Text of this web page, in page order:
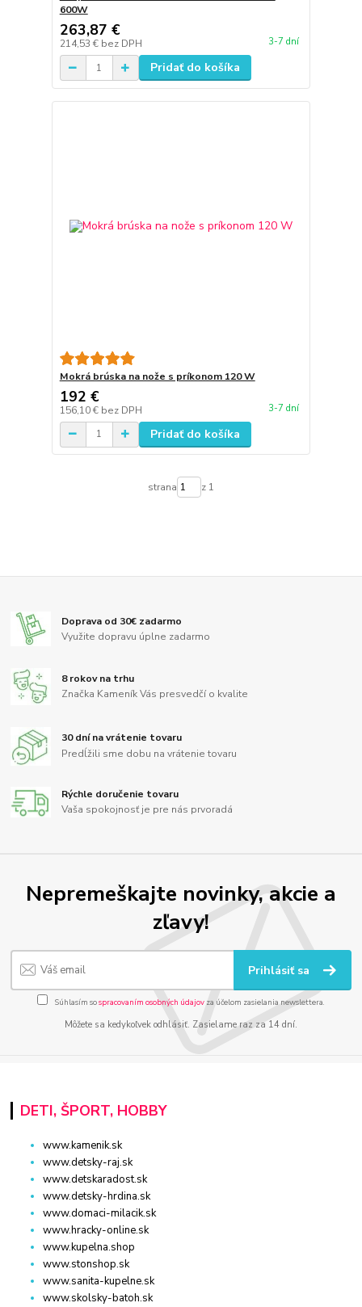
600W
263,87 €
214,53 € bez DPH 3-7 dní
Pridať do košíka
Mokrá brúska na nože s príkonom 120 W
192 €
156,10 € bez DPH 3-7 dní
Pridať do košíka
strana z 1
Doprava od 30€ zadarmo
Využite dopravu úplne zadarmo
8 rokov na trhu
Značka Kameník Vás presvedčí o kvalite
30 dní na vrátenie tovaru
Predĺžili sme dobu na vrátenie tovaru
Rýchle doručenie tovaru
Vaša spokojnosť je pre nás prvoradá
Nepremeškajte novinky, akcie a
zľavy!
Prihlásiť sa
Súhlasím sospracovaním osobných údajov za účelom zasielania newslettera.
Môžete sa kedykoľvek odhlásiť. Zasielame raz za 14 dní.
DETI, ŠPORT, HOBBY
www.kamenik.sk
www.detsky-raj.sk
www.detskaradost.sk
www.detsky-hrdina.sk
www.domaci-milacik.sk
www.hracky-online.sk
www.kupelna.shop
www.stonshop.sk
www.sanita-kupelne.sk
www.skolsky-batoh.sk